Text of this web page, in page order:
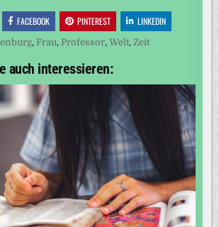
FACEBOOK PINTEREST LINKEDIN
, Frau, Professor,Welt, Zeit
auch interessieren: